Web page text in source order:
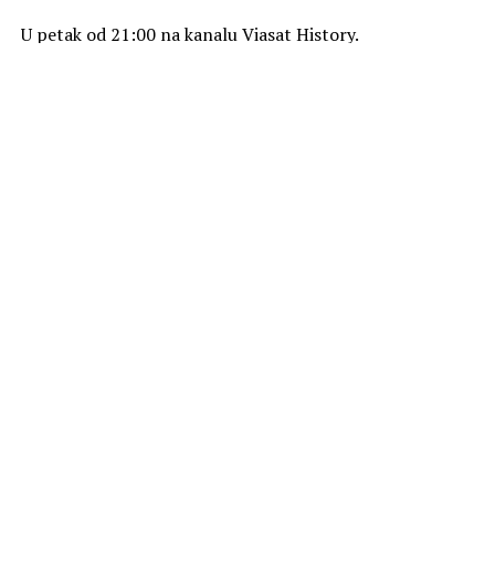
U petak od 21:00 na kanalu Viasat History.